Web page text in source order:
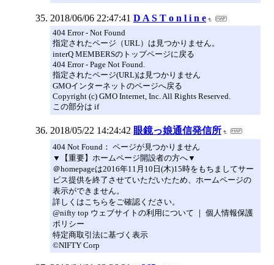
2018/06/06 22:47:41 D A S T o n l i n e
404 Error - Not Found
指定されたページ（URL）は見つかりません。
interQ MEMBERSのトップページに戻る
404 Error - Page Not Found.
指定されたページ(URL)は見つかりません
GMOインターネットのページへ戻る
Copyright (c) GMO Internet, Inc. All Rights Reserved.
この部分は if
2018/05/22 14:24:42 眼鏡っ娘通信発信所
404 Not Found： ページが見つかりません
▼【重要】ホームページ開設者の方へ▼
＠homepageは2016年11月10日(木)15時をもちましてサー
ビス提供を終了させていただいたため、ホームページの
表示ができません。
詳しくはこちらをご確認ください。
@nifty top ウェブサイトの利用について ｜ 個人情報保護
ポリシー
特定商取引法に基づく表示
©NIFTY Corp